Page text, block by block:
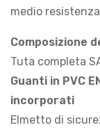
medio
Composizione
Tuta completa
Guanti in PVC
incorporati
Elmetto di